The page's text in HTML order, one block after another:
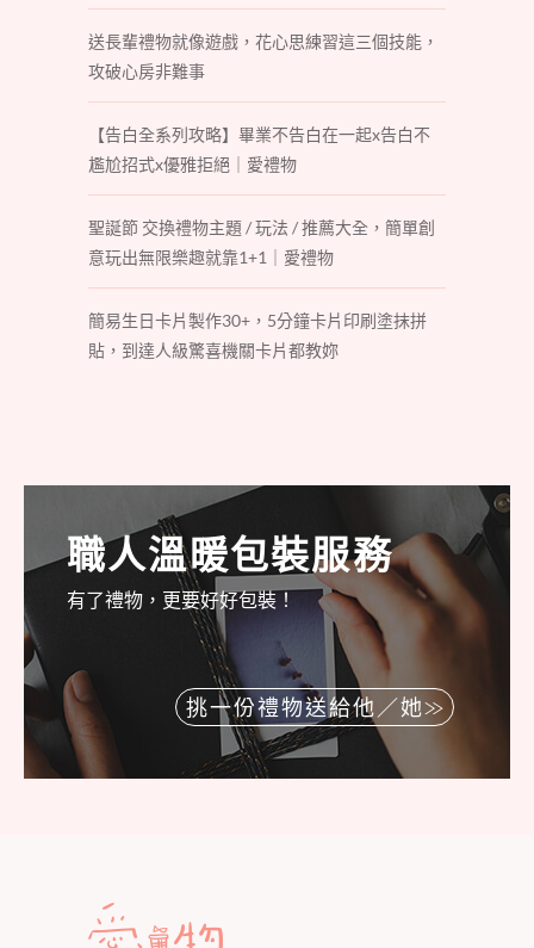
送長輩禮物就像遊戲，花心思練習這三個技能，
攻破心房非難事
【告白全系列攻略】畢業不告白在一起x告白不
尷尬招式x優雅拒絕｜愛禮物
聖誕節 交換禮物主題 / 玩法 / 推薦大全，簡單創
意玩出無限樂趣就靠1+1｜愛禮物
簡易生日卡片製作30+，5分鐘卡片印刷塗抹拼
貼，到達人級驚喜機關卡片都教妳
職人溫暖包裝服務
有了禮物，更要好好包裝！
挑一份禮物送給他／她